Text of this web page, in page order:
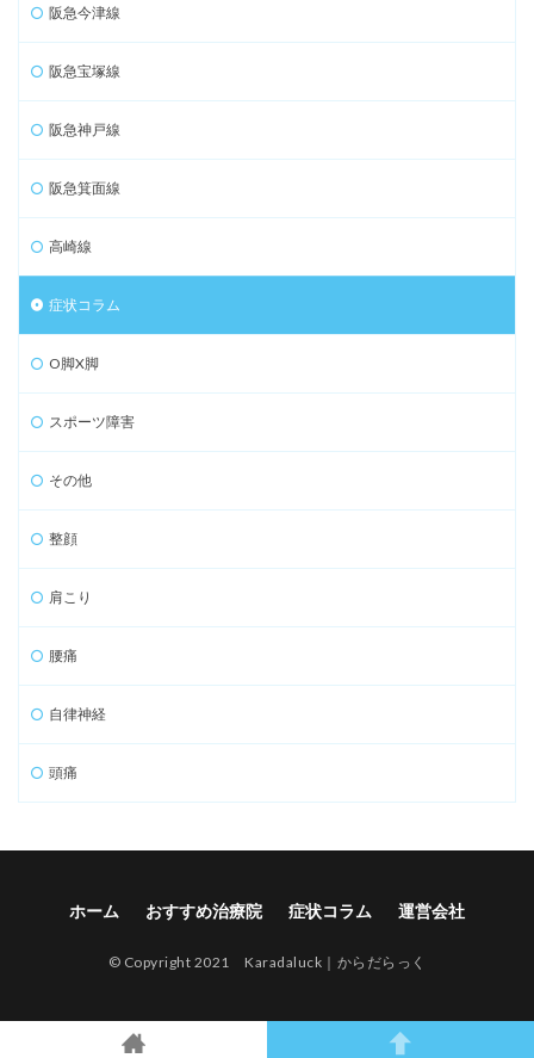
阪急今津線
阪急宝塚線
阪急神戸線
阪急箕面線
高崎線
症状コラム
O脚X脚
スポーツ障害
その他
整顔
肩こり
腰痛
自律神経
頭痛
ホーム おすすめ治療院 症状コラム 運営会社
© Copyright 2021 Karadaluck｜からだらっく